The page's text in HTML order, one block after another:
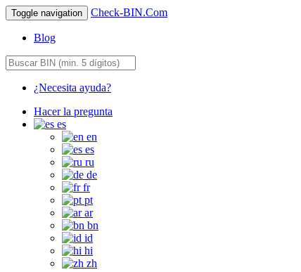
Toggle navigation Check-BIN.Com
Blog
¿Necesita ayuda?
Hacer la pregunta
es
en
es
ru
de
fr
pt
ar
bn
id
hi
zh